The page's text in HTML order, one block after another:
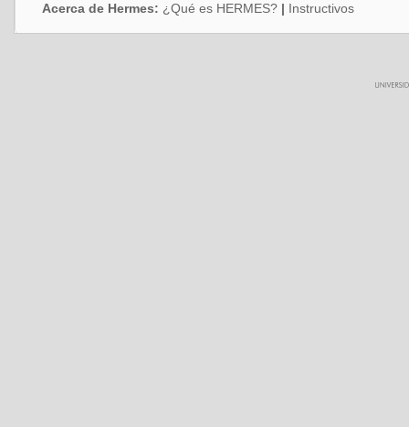
Acerca de Hermes: ¿Qué es HERMES? | Instructivos